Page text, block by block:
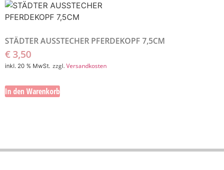
STÄDTER AUSSTECHER PFERDEKOPF 7,5CM
€ 3,50
inkl. 20 % MwSt. zzgl.Versandkosten
In den Warenkorb